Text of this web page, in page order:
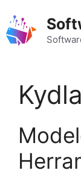
contenido